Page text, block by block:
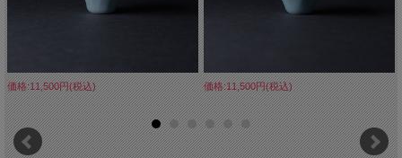
価格:11,500円(税込) 価格:11,500円(税込)